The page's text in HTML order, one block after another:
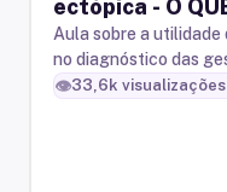
ectópica - O
PRECISA SABER
Aula sobre a
no diagnóstico das
tubáreas, ovarianas,
👁️33,6k visualizações